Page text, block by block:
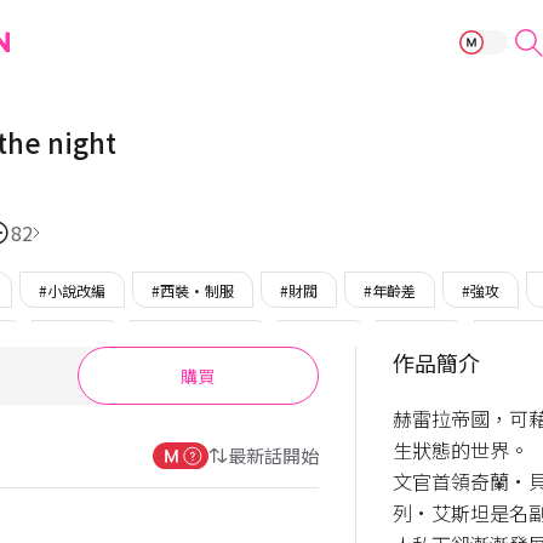
The color of
night
82
#小說改編 #西裝·制服 #財閥 #年齡差 #強攻
#只在BOMTOON #完結
購買
最新話開始
作品簡介
赫雷拉帝國，可
生狀態的世界。
文官首領奇蘭·
列·艾斯坦是名